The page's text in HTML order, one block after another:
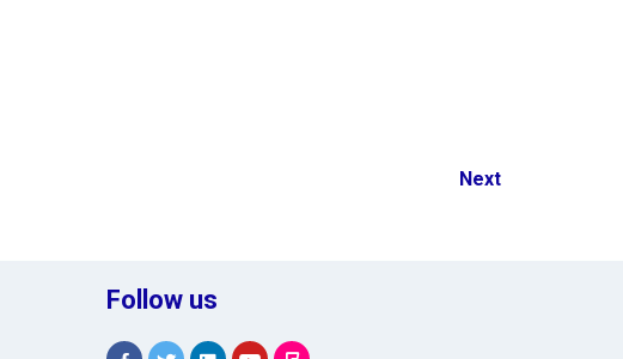
Next
Follow us